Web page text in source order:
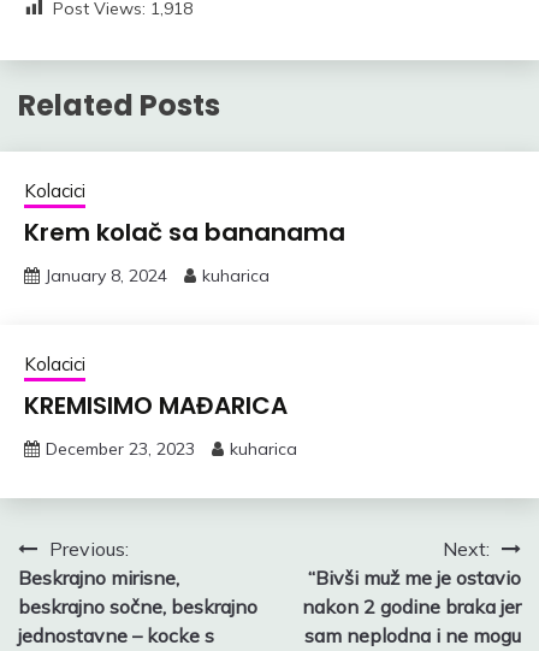
Post Views: 1,918
Related Posts
Kolacici
Krem kolač sa bananama
January 8, 2024 kuharica
Kolacici
KREMISIMO MAĐARICA
December 23, 2023 kuharica
Post
navigation
Previous:
Beskrajno mirisne,
beskrajno sočne, beskrajno
jednostavne – kocke s
Next:
“Bivši muž me je ostavio
nakon 2 godine braka jer
sam neplodna i ne mogu